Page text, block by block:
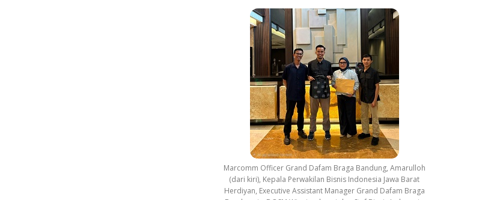
Marcomm Officer Grand Dafam Braga Bandung, Amarulloh
(dari kiri), Kepala Perwakilan Bisnis Indonesia Jawa Barat
Herdiyan, Executive Assistant Manager Grand Dafam Braga